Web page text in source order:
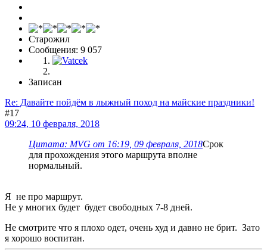
Старожил
Сообщения: 9 057
Записан
Re: Давайте пойдём в лыжный поход на майские праздники!
#17
09:24, 10 февраля, 2018
Цитата: MVG от 16:19, 09 февраля, 2018Срок
для прохождения этого маршрута вполне
нормальный.
Я не про маршрут.
Не у многих будет будет свободных 7-8 дней.
Не смотрите что я плохо одет, очень худ и давно не брит. Зато
я хорошо воспитан.